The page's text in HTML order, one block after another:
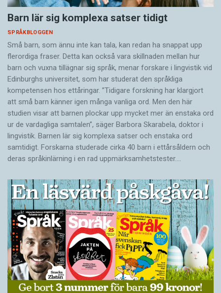
Barn lär sig komplexa satser tidigt
SPRÅKBLOGGEN
Små barn, som ännu inte kan tala, kan redan ha snappat upp
flerordiga fraser. Detta kan också vara skillnaden mellan hur
barn och vuxna tillägnar sig språk, menar forskare i lingvistik vid
Edinburghs universitet, som har studerat den språkliga
kompetensen hos ettåringar. ”Tidigare forskning har klargjort
att små barn känner igen många vanliga ord. Men den här
studien visar att barnen plockar upp mycket mer än enstaka ord
ur de vardagliga samtalen”, säger Barbora Skarabela, doktor i
lingvistik. Barnen lär sig komplexa satser och enstaka ord
samtidigt. Forskarna studerade cirka 40 barn i ettårsåldern och
deras språkinlärning i en rad uppmärksamhetstester.…